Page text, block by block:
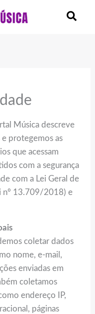
Música descreve
protegemos as
que acessam
com a segurança
com a Lei Geral de
nº 13.709/2018) e
coletar dados
nome, e-mail,
enviadas em
coletamos
endereço IP,
páginas